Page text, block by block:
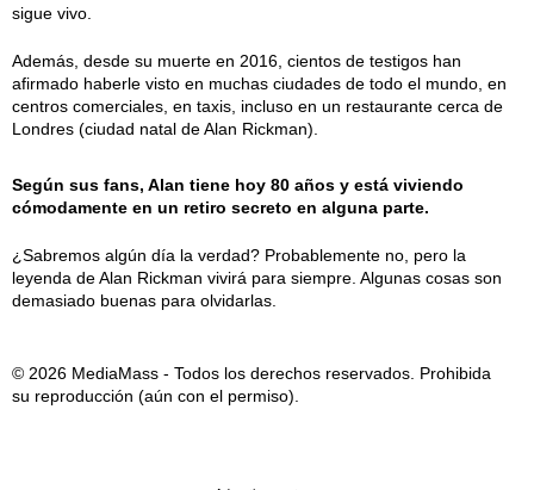
sigue vivo.
Además, desde su muerte en 2016, cientos de testigos han
afirmado haberle visto en muchas ciudades de todo el mundo, en
centros comerciales, en taxis, incluso en un restaurante cerca de
Londres (ciudad natal de Alan Rickman).
Según sus fans, Alan tiene hoy 80 años y está viviendo
cómodamente en un retiro secreto en alguna parte.
¿Sabremos algún día la verdad? Probablemente no, pero la
leyenda de Alan Rickman vivirá para siempre. Algunas cosas son
demasiado buenas para olvidarlas.
© 2026 MediaMass - Todos los derechos reservados. Prohibida
su reproducción (aún con el permiso).